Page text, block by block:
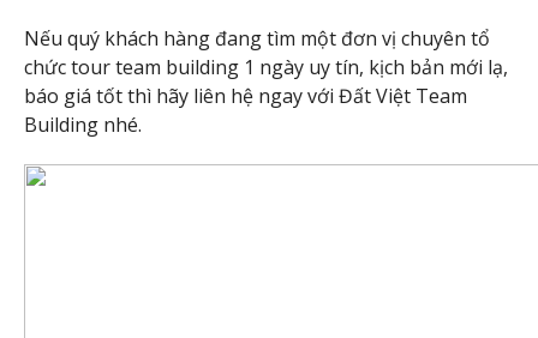
Nếu quý khách hàng đang tìm một đơn vị chuyên tổ
chức tour team building 1 ngày uy tín, kịch bản mới lạ,
báo giá tốt thì hãy liên hệ ngay với Đất Việt Team
Building nhé.